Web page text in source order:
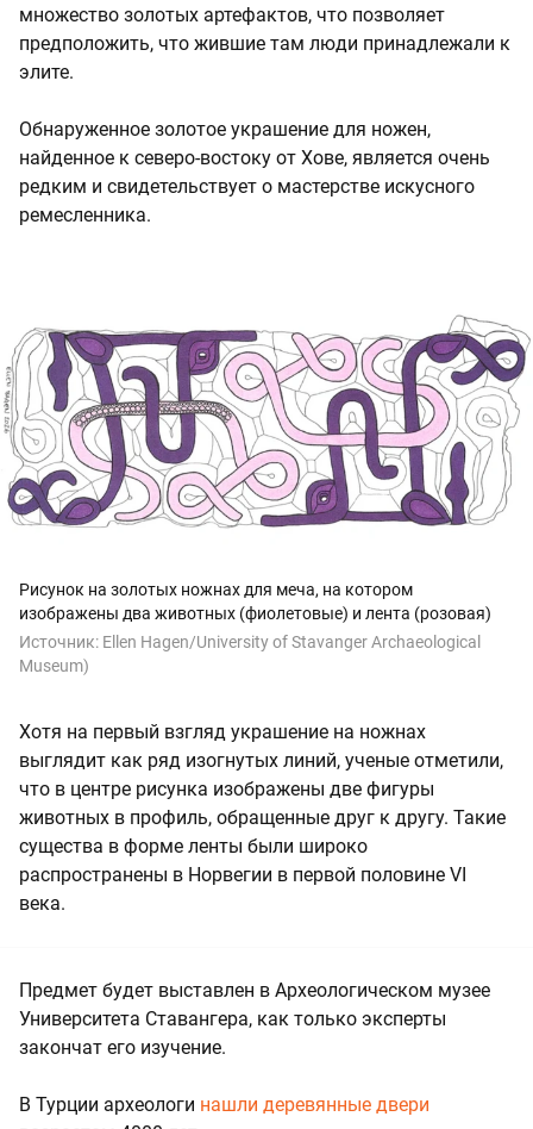
множество золотых артефактов, что позволяет
предположить, что жившие там люди принадлежали к
элите.
Обнаруженное золотое украшение для ножен,
найденное к северо-востоку от Хове, является очень
редким и свидетельствует о мастерстве искусного
ремесленника.
Рисунок на золотых ножнах для меча, на котором
изображены два животных (фиолетовые) и лента (розовая)
Источник: Ellen Hagen/University of Stavanger Archaeological
Museum)
Хотя на первый взгляд украшение на ножнах
выглядит как ряд изогнутых линий, ученые отметили,
что в центре рисунка изображены две фигуры
животных в профиль, обращенные друг к другу. Такие
существа в форме ленты были широко
распространены в Норвегии в первой половине VI
века.
Предмет будет выставлен в Археологическом музее
Университета Ставангера, как только эксперты
закончат его изучение.
В Турции археологи нашли деревянные двери